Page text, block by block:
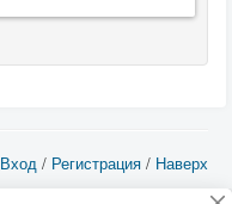
Вход / Регистрация / Наверх